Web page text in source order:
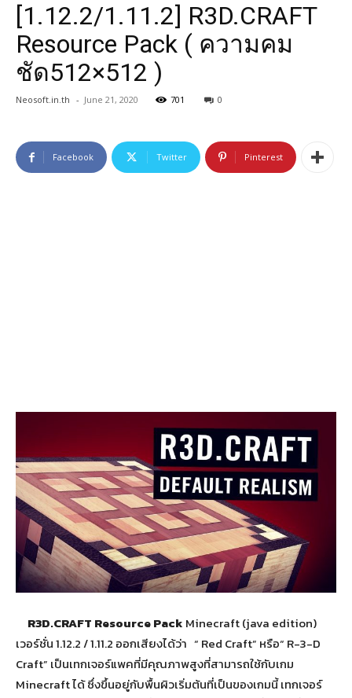
[1.12.2/1.11.2] R3D.CRAFT
Resource Pack ( ความคม
ชัด512×512 )
Neosoft.in.th - June 21, 2020 701 0
Facebook Twitter Pinterest
R3D.CRAFT Resource Pack Minecraft (java edition)
เวอร์ชั่น 1.12.2 / 1.11.2 ออกเสียงได้ว่า “ Red Craft” หรือ“ R-3-D
Craft” เป็นเทกเจอร์แพคที่มีคุณภาพสูงที่สามารถใช้กับเกม
Minecraft ได้ ซึ่งขึ้นอยู่กับพื้นผิวเริ่มต้นที่เป็นของเกมนี้ เทกเจอร์